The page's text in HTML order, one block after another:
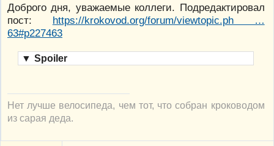
Доброго дня, уважаемые коллеги. Подредактировал
пост: https://krokovod.org/forum/viewtopic.ph …
63#p227463
▼ Spoiler
Нет лучше велосипеда, чем тот, что собран кроководом
из сарая деда.